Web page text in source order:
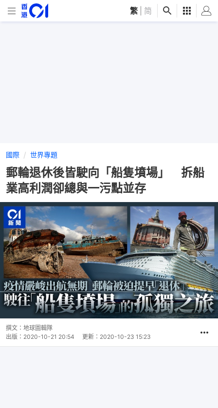
繁 简
國際 世界專題
郵輪退休後皆駛向「船隻墳場」 拆船
業高利潤卻總與一污點並存
撰文： 地球圖輯隊
出版： 2020-10-21 20:54 更新： 2020-10-23 15:23